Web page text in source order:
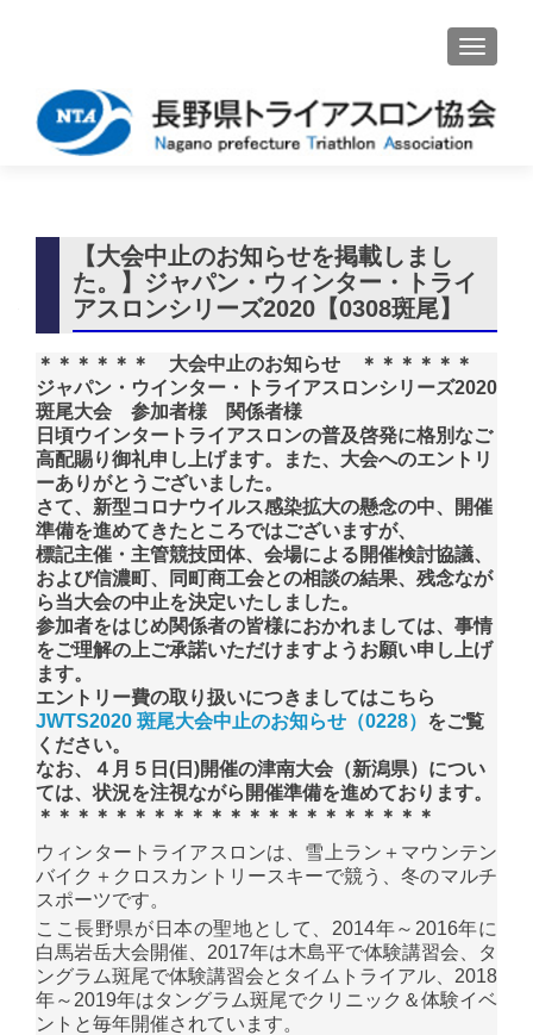
ナビゲ
【大会中止のお知らせを掲載しまし
た。】ジャパン・ウィンター・トライ
アスロンシリーズ2020【0308斑尾】
＊＊＊＊＊＊ 大会中止のお知らせ ＊＊＊＊＊＊
ジャパン・ウインター・トライアスロンシリーズ2020
斑尾大会 参加者様 関係者様
日頃ウインタートライアスロンの普及啓発に格別なご
高配賜り御礼申し上げます。また、大会へのエントリ
ーありがとうございました。
さて、新型コロナウイルス感染拡大の懸念の中、開催
準備を進めてきたところではございますが、
標記主催・主管競技団体、会場による開催検討協議、
および信濃町、
同町商工会との相談の結果、残念なが
ら当大会の中止を決定いたしました。
参加者をはじめ関係者の皆様におかれましては、事情
をご理解の上ご承諾いただけますようお願い申し上げ
ます。
エントリー費の取り扱いにつきましてはこちら
JWTS2020 斑尾大会中止のお知らせ（0228） をご覧
ください。
なお、４月５日 ( 日 )開催の津南大会（新潟県）につい
ては、状況を注視ながら開催準備を進めております。
＊＊＊＊＊＊＊＊＊＊＊＊＊＊＊＊＊＊＊＊＊
ウィンタートライアスロンは、雪上ラン＋マウンテン
バイク＋クロスカントリースキーで競う、冬のマルチ
スポーツです。
ここ長野県が日本の聖地として、2014年～2016年に
白馬岩岳大会開催、2017年は木島平で体験講習会、タ
ングラム斑尾で体験講習会とタイムトライアル、2018
年～2019年はタングラム斑尾でクリニック＆体験イベ
ントと毎年開催されています。